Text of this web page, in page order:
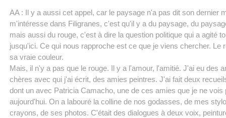
AA : Il y a aussi cet appel, car le paysage n'a pas dit son dernier
m'intéresse dans Filigranes, c'est qu'il y a du paysage, du
mais aussi du rouge, c'est à dire la question politique qui a agité
jusqu'ici. Ce qui nous rapproche est ce que je viens chercher. Le
sa vraie couleur.
Mais, il n'y a pas que le rouge. Il y a l'amour, l'amitié. J'ai eu des
chères avec qui j'ai écrit, des amies peintres. J'ai fait deux
dont un avec Patricia Camacho, une de ces amies que je ne vois
aujourd'hui. On a labouré la colline de nos godasses, de mes
crayons, de ses photos. C'était des dialogues à deux voix,